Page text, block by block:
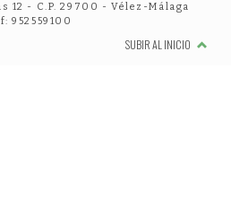
12 - C.P. 29700 - Vélez-Málaga
952559100
SUBIR AL INICIO